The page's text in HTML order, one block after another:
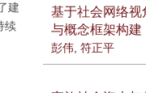
建
续
基于社会网络视
与概念框架构建
彭伟, 符正平